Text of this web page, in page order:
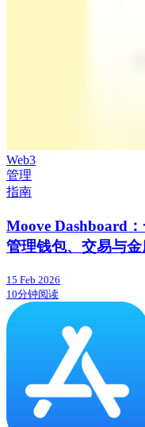
Web3
管理
指南
Moove Dashboard
管理钱包、交易与金
15 Feb 2026
10分钟阅读